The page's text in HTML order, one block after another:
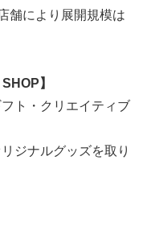
により展開規模は
】
ト・クリエイティブ
ジナルグッズを取り